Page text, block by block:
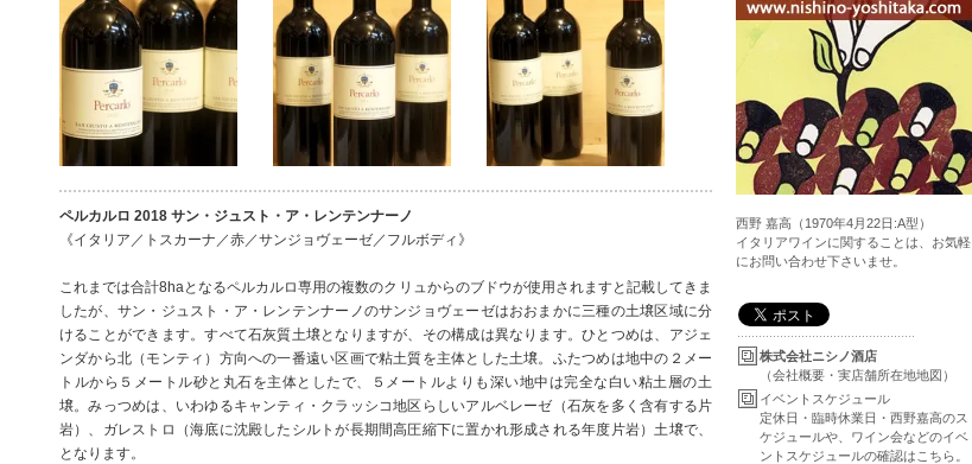
ペルカルロ 2018 サン・ジュスト・ア・レンテンナーノ
《イタリア／トスカーナ／赤／サンジョヴェーゼ／フルボディ》
これまでは合計8haとなるペルカルロ専用の複数のクリュからのブドウが使用されますと記載してきま
したが、サン・ジュスト・ア・レンテンナーノのサンジョヴェーゼはおおまかに三種の土壌区域に分
けることができます。すべて石灰質土壌となりますが、その構成は異なります。ひとつめは、アジェ
ンダから北（モンティ）方向への一番遠い区画で粘土質を主体とした土壌。ふたつめは地中の２メー
トルから５メートル砂と丸石を主体としたで、５メートルよりも深い地中は完全な白い粘土層の土
壌。みっつめは、いわゆるキャンティ・クラッシコ地区らしいアルベレーゼ（石灰を多く含有する片
岩）、ガレストロ（海底に沈殿したシルトが長期間高圧縮下に置かれ形成される年度片岩）土壌で、
となります。
西野 嘉高（1970年4月22日:A型）
イタリアワインに関することは、お気軽
にお問い合わせ下さいませ。
株式会社ニシノ酒店
（会社概要・実店舗所在地地図）
イベントスケジュール
定休日・臨時休業日・西野嘉高のス
ケジュールや、ワイン会などのイベ
ントスケジュールの確認はこちら。